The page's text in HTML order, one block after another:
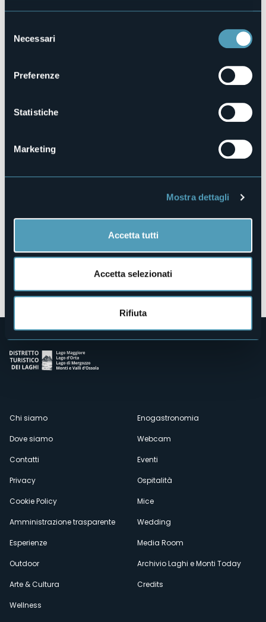
delNecessari
Preferenze
Statistiche
Marketing
Mostra dettagli
Accetta tutti
Accetta selezionati
Rifiuta
Lungolago
+39 349 5608408
Lungolago
28822 - Cannobio (VB)
Menù
secondario
Chi siamo
Dove siamo
Contatti
Privacy
Cookie Policy
Amministrazione trasparente
Esperienze
Outdoor
Arte & Cultura
Wellness
Enogastronomia
Webcam
Eventi
Ospitalità
Mice
Wedding
Media Room
Archivio Laghi e Monti Today
Credits